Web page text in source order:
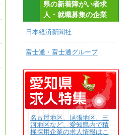
県の新着障がい者求
人・就職募集の企業
日本経済新聞社
富士通・富士通グループ
名古屋地区、尾張地区、三
河地区など、愛知県内で積
極採用企業の求人情報はこ